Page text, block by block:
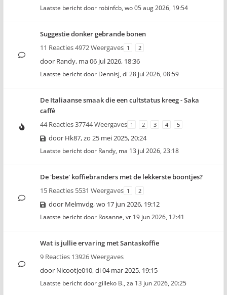
Laatste bericht door robinfcb, wo 05 aug 2026, 19:54
Suggestie donker gebrande bonen
11 Reacties 4972 Weergaves 1 2
door Randy, ma 06 jul 2026, 18:36
Laatste bericht door Dennisj, di 28 jul 2026, 08:59
De Italiaanse smaak die een cultstatus kreeg - Saka
caffè
44 Reacties 37744 Weergaves 1 2 3 4 5
door Hk87,zo 25 mei 2025, 20:24
Laatste bericht door Randy, ma 13 jul 2026, 23:18
De 'beste' koffiebranders met de lekkerste boontjes?
15 Reacties 5531 Weergaves 1 2
door Melmvdg,wo 17 jun 2026, 19:12
Laatste bericht door Rosanne, vr 19 jun 2026, 12:41
Wat is jullie ervaring met Santaskoffie
9 Reacties 13926 Weergaves
door Nicootje010,di 04 mar 2025, 19:15
Laatste bericht doorgilleko B., za 13 jun 2026, 20:25